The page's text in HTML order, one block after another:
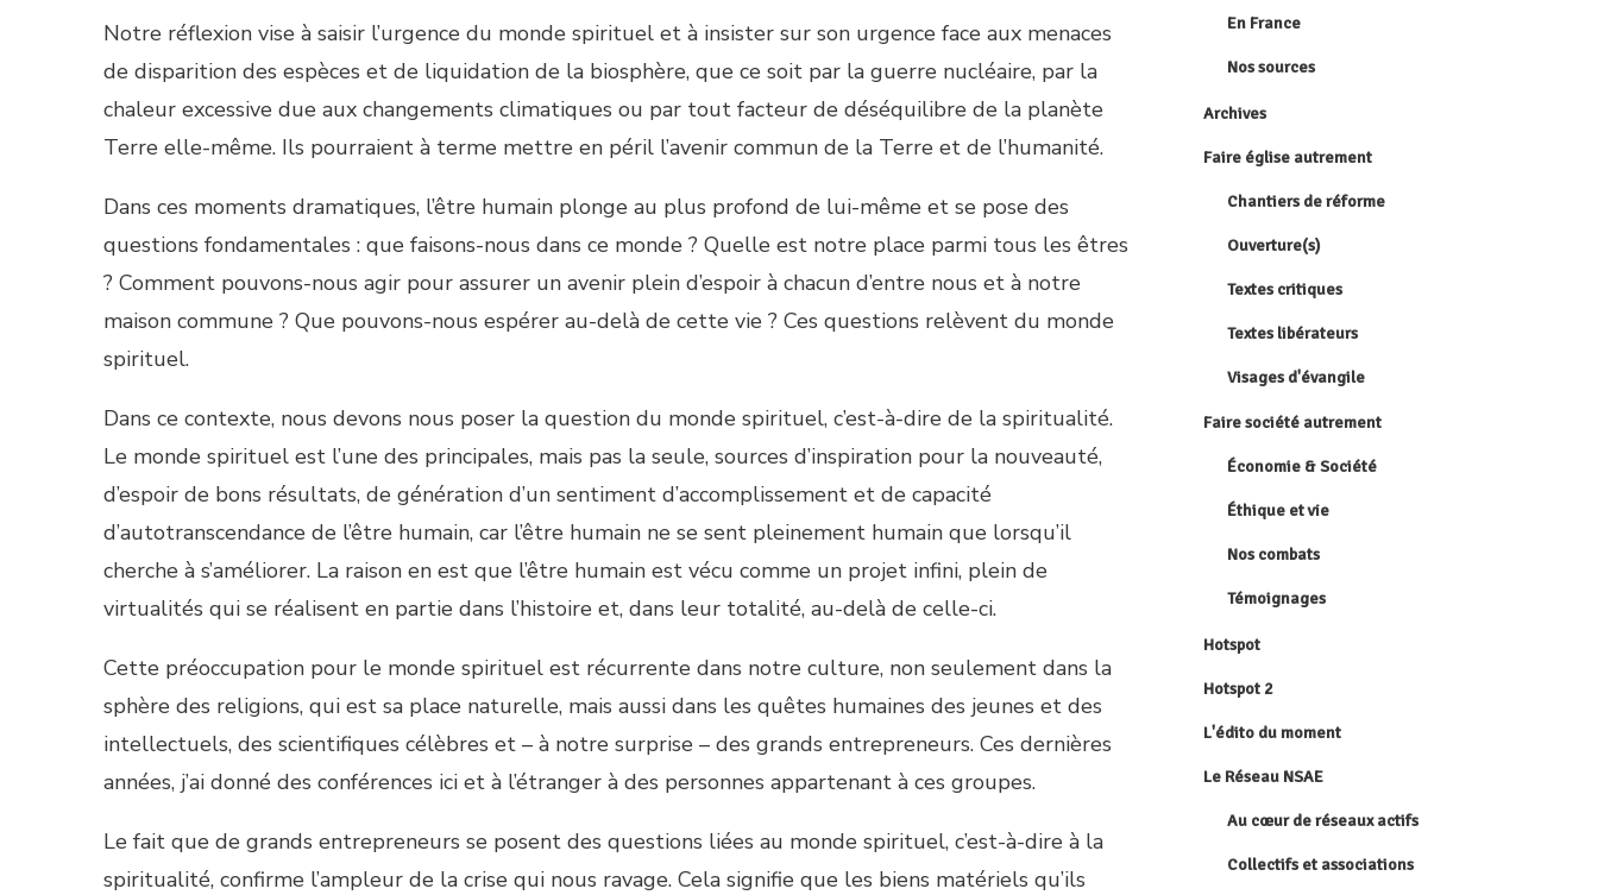
Notre réflexion vise à saisir l’urgence du monde spirituel et à insister sur son urgence face aux menaces
de disparition des espèces et de liquidation de la biosphère, que ce soit par la guerre nucléaire, par la
chaleur excessive due aux changements climatiques ou par tout facteur de déséquilibre de la planète
Terre elle-même. Ils pourraient à terme mettre en péril l’avenir commun de la Terre et de l’humanité.
Dans ces moments dramatiques, l’être humain plonge au plus profond de lui-même et se pose des
questions fondamentales : que faisons-nous dans ce monde ? Quelle est notre place parmi tous les êtres
? Comment pouvons-nous agir pour assurer un avenir plein d’espoir à chacun d’entre nous et à notre
maison commune ? Que pouvons-nous espérer au-delà de cette vie ? Ces questions relèvent du monde
spirituel.
Dans ce contexte, nous devons nous poser la question du monde spirituel, c’est-à-dire de la spiritualité.
Le monde spirituel est l’une des principales, mais pas la seule, sources d’inspiration pour la nouveauté,
d’espoir de bons résultats, de génération d’un sentiment d’accomplissement et de capacité
d’autotranscendance de l’être humain, car l’être humain ne se sent pleinement humain que lorsqu’il
cherche à s’améliorer. La raison en est que l’être humain est vécu comme un projet infini, plein de
virtualités qui se réalisent en partie dans l’histoire et, dans leur totalité, au-delà de celle-ci.
Cette préoccupation pour le monde spirituel est récurrente dans notre culture, non seulement dans la
sphère des religions, qui est sa place naturelle, mais aussi dans les quêtes humaines des jeunes et des
intellectuels, des scientifiques célèbres et – à notre surprise – des grands entrepreneurs. Ces dernières
années, j’ai donné des conférences ici et à l’étranger à des personnes appartenant à ces groupes.
Le fait que de grands entrepreneurs se posent des questions liées au monde spirituel, c’est-à-dire à la
spiritualité, confirme l’ampleur de la crise qui nous ravage. Cela signifie que les biens matériels qu’ils
En France
Nos sources
Archives
Faire église autrement
Chantiers de réforme
Ouverture(s)
Textes critiques
Textes libérateurs
Visages d'évangile
Faire société autrement
Économie & Société
Éthique et vie
Nos combats
Témoignages
Hotspot
Hotspot 2
L'édito du moment
Le Réseau NSAE
Au cœur de réseaux actifs
Collectifs et associations